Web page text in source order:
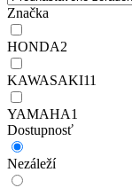
Značka
HONDA2
KAWASAKI11
YAMAHA1
Dostupnosť
Nezáleží